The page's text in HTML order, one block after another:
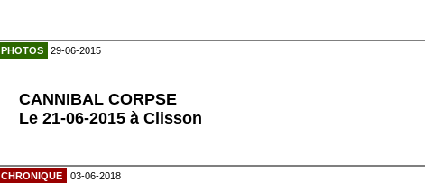
PHOTOS 29-06-2015
CANNIBAL CORPSE
Le 21-06-2015 à Clisson
CHRONIQUE 03-06-2018